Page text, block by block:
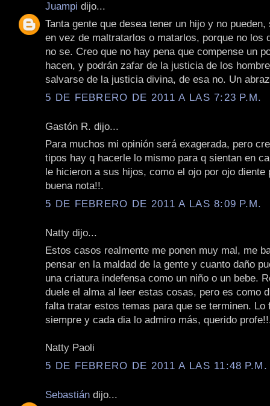
Juampi dijo...
Tanta gente que desea tener un hijo y no
en vez de maltratarlos o matarlos, porque no los
no se. Creo que no hay pena que compense un
hacen, y podrán zafar de la justicia de los
salvarse de la justicia divina, de esa no. Un
5 DE FEBRERO DE 2011 A LAS 7:23 P.M.
Gastón R. dijo...
Para muchos mi opinión será exagerada, pero
tipos hay q hacerle lo mismo para q sientan en
le hicieron a sus hijos, como el ojo por ojo diente
buena nota!!.
5 DE FEBRERO DE 2011 A LAS 8:09 P.M.
Natty dijo...
Estos casos realmente me ponen muy mal, me
pensar en la maldad de la gente y cuanto daño
una criatura indefensa como un niño o un bebe.
duele el alma al leer estas cosas, pero es como
falta tratar estos temas para que se terminen. Lo
siempre y cada dia lo admiro más, querido
Natty Paoli
5 DE FEBRERO DE 2011 A LAS 11:48 P.M.
Sebastián dijo...